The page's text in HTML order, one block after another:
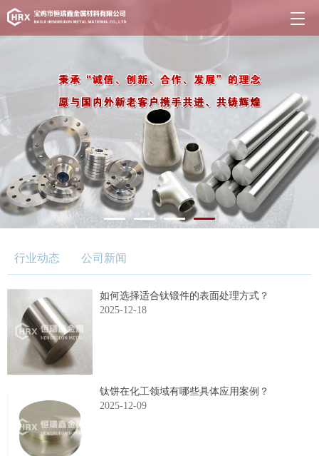
行业动态 公司新闻
如何选择适合钛锻件的表面处理方式？
2025-12-18
钛饼在化工领域有哪些具体应用案例？
2025-12-09